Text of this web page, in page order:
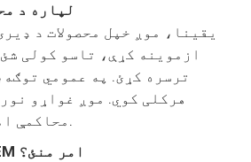
لپاره د
ازموینه کړې، تاسو کولی
ترسره کړئ. په عمومي
هرکلی کوي. موږ غواړو
محاکمې امر ځای په ځای کړي.
Q2: ایا تاسو د OEM امر منئ؟